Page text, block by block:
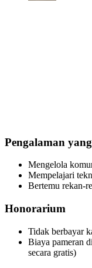
Pengalaman
Mengelola
Mempelajari
Bertemu rekan-
Honorarium
Tidak berbayar
Biaya pameran
secara gratis)